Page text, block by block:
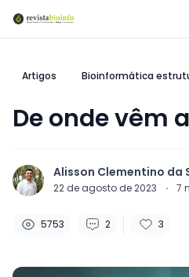
Artigos Bioinformática
De onde vêm
Alisson Clementino da
22 de agosto de 2023 · 7
5753 2 3